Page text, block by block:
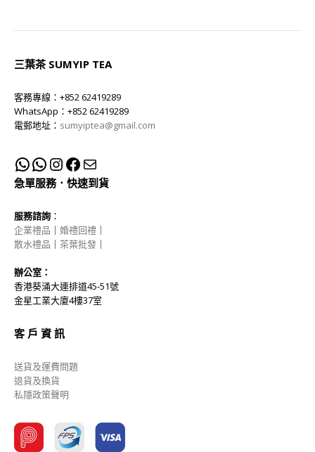
三葉茶 SUMYIP TEA
客務專線：+852 62419289
WhatsApp：+852 62419289
電郵地址： sumyiptea@gmail.com
急單服務．快速到貨
服務諮詢 ：
企業禮品 ｜ 婚禮回禮 ｜
散水禮品 ｜ 茶葉批發 ｜
辦公室：
香港葵涌大連排道45-51號
金星工業大廈4樓37室
客 戶 資 訊
送貨及運費問題
退貨及換貨
私隱政策聲明